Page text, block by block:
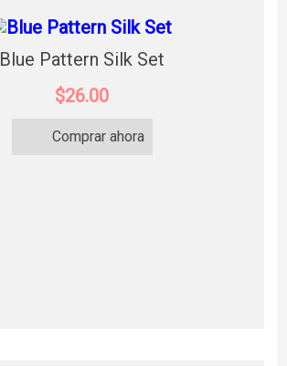
Blue Pattern Silk Set
$26.00
Comprar ahora